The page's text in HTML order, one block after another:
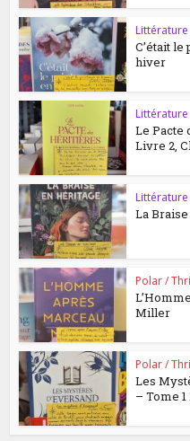
Littérature
C’était
hiver
Littérature
Le Pacte
Livre 2,
Littérature
La
Polar /
Miller
Polar /
Les
– Tome 1